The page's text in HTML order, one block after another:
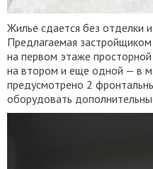
Жилье сдается без отделки
Предлагаемая
на первом этаже
на втором и еще одной — в
предусмотрено 2
оборудовать